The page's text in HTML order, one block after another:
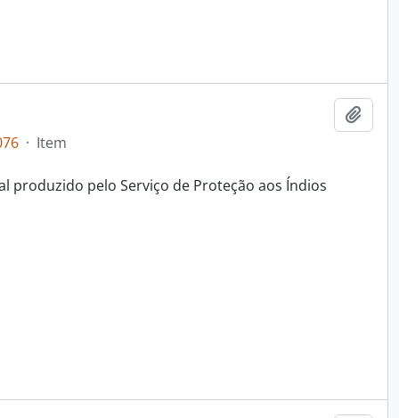
· Item
produzido pelo Serviço de Proteção aos Índios